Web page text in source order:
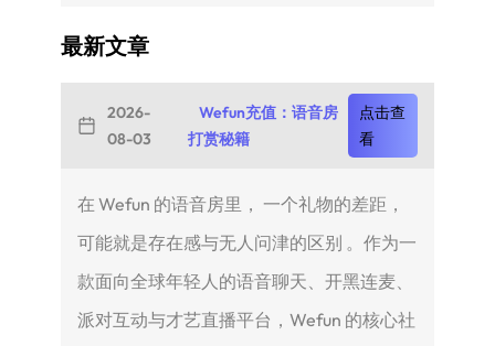
最新文章
2026-
08-03
Wefun充值：语音房
打赏秘籍
点击查
看
在 Wefun 的语音房里， 一个礼物的差距，
可能就是存在感与无人问津的区别 。作为一
款面向全球年轻人的语音聊天、开黑连麦、
派对互动与才艺直播平台，Wefun 的核心社